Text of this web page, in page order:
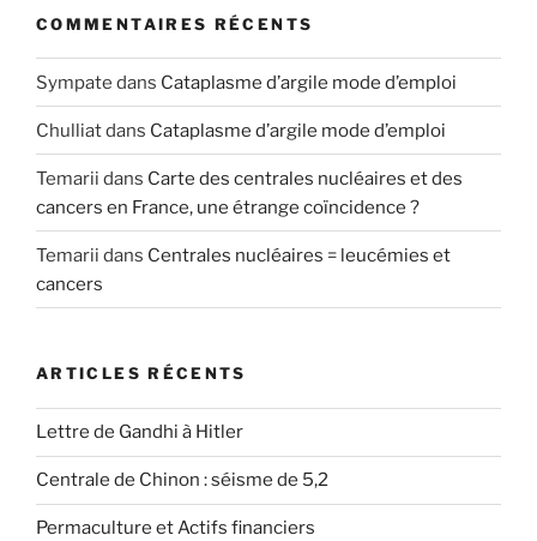
COMMENTAIRES RÉCENTS
Sympate dans Cataplasme d’argile mode d’emploi
Chulliatdans Cataplasme d’argile mode d’emploi
Temarii dans Carte des centrales nucléaires et des
cancers en France, une étrange coïncidence ?
Temarii dans Centrales nucléaires = leucémies et
cancers
ARTICLES RÉCENTS
Lettre de Gandhi à Hitler
Centrale de Chinon : séisme de 5,2
Permaculture et Actifs financiers